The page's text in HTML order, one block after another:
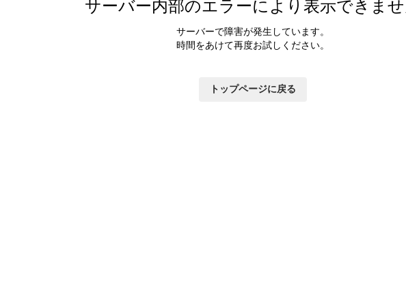
サーバー内部のエラーにより表示できま
サーバーで障害が発生しています。
時間をあけて再度お試しください。
トップページに戻る